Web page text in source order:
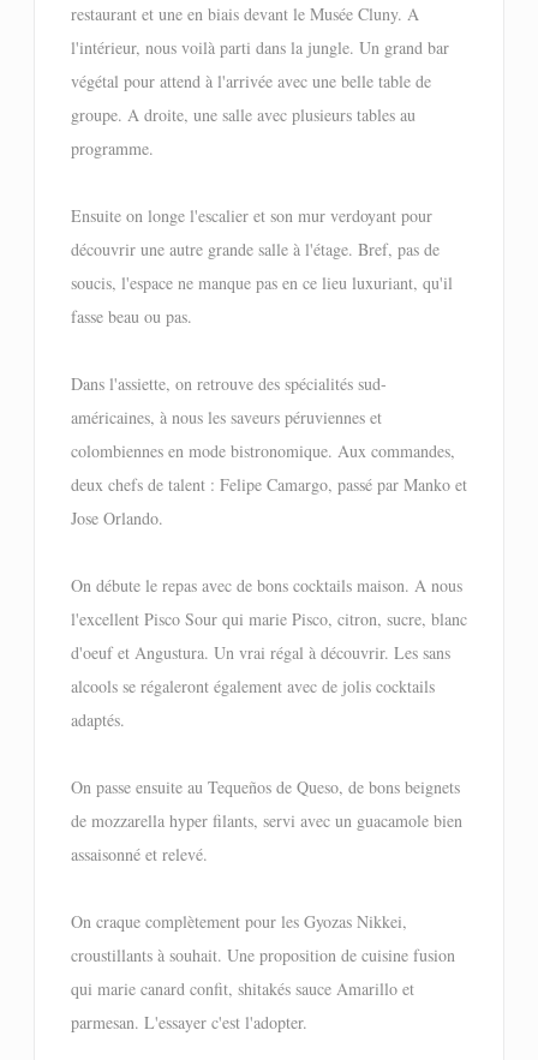
restaurant et une en biais devant le Musée Cluny. A
l'intérieur, nous voilà parti dans la jungle. Un grand bar
végétal pour attend à l'arrivée avec une belle table de
groupe. A droite, une salle avec plusieurs tables au
programme.
Ensuite on longe l'escalier et son mur verdoyant pour
découvrir une autre grande salle à l'étage. Bref, pas de
soucis, l'espace ne manque pas en ce lieu luxuriant, qu'il
fasse beau ou pas.
Dans l'assiette, on retrouve des spécialités sud-
américaines, à nous les saveurs péruviennes et
colombiennes en mode bistronomique. Aux commandes,
deux chefs de talent : Felipe Camargo, passé par Manko et
Jose Orlando.
On débute le repas avec de bons cocktails maison. A nous
l'excellent Pisco Sour qui marie Pisco, citron, sucre, blanc
d'oeuf et Angustura. Un vrai régal à découvrir. Les sans
alcools se régaleront également avec de jolis cocktails
adaptés.
On passe ensuite au Tequeños de Queso, de bons beignets
de mozzarella hyper filants, servi avec un guacamole bien
assaisonné et relevé.
On craque complètement pour les Gyozas Nikkei,
croustillants à souhait. Une proposition de cuisine fusion
qui marie canard confit, shitakés sauce Amarillo et
parmesan. L'essayer c'est l'adopter.